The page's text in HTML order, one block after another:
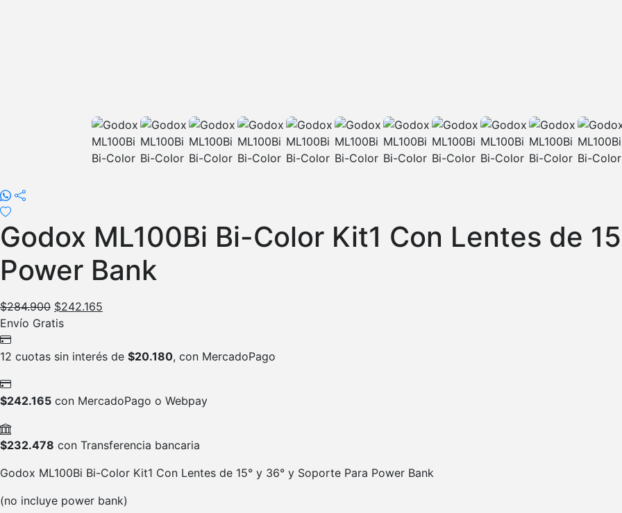
Godox ML100Bi Bi-Color Kit1 Con Lentes de
Power Bank
$284.900 $242.165
Envío Gratis
12 cuotas sin interés de $20.180, con MercadoPago
$242.165 con MercadoPago o Webpay
$232.478 con Transferencia bancaria
Godox ML100Bi Bi-Color Kit1 Con Lentes de 15° y 36° y Soporte Para Power Bank
(no incluye power bank)